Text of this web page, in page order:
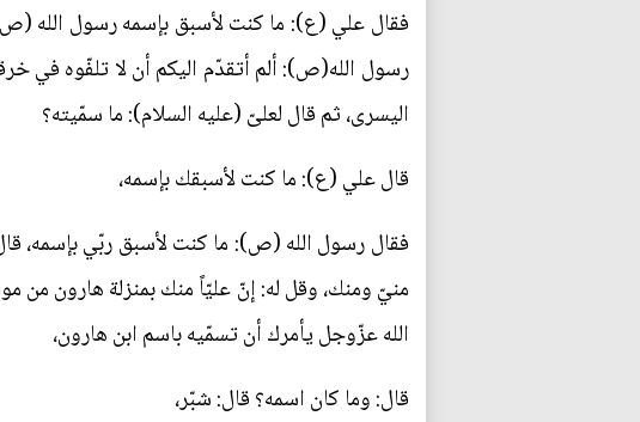
فقال علي (ع): ما كنت لأسبق بإسمه رسول الله
رسول الله(ص): ألم أتقدّم اليكم أن لا تلفّوه في
اليسرى، ثم قال لعلىّ (عليه السلام): ما سمّيته؟
قال علي (ع): ما كنت لأسبقك بإسمه،
فقال رسول الله (ص): ما كنت لأسبق ربّي بإسمه،
منيّ ومنك، وقل له: إنّ عليّاً منك بمنزلة هارون من
الله عزّوجل يأمرك أن تسمّيه باسم ابن هارون،
قال: وما كان اسمه؟ قال: شبّر،